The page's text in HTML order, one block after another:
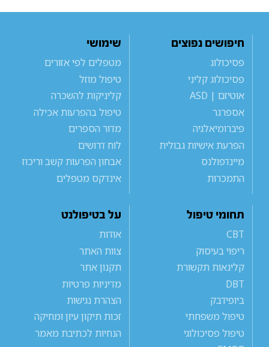
חיפושים נפוצים
פסיכולוג
פסיכולוג קליני
אוטיזם | ASD
אספרגר
פיברומיאלגיה
הפרעת אישיות גבולית
מיינדפולנס
התמכרות
שימושי
מטפלים לפי אזורים
טיפול מוזל
קליניקות להשכרה
טיפול בהפרעות אכילה
מדור הספרים
לוח דרושים
אבחון הפרעות קשב וריכוז
אינדקס מטפלים
תחומי טיפול
CBT
ריפוי בעיסוק
קלינאות תקשורת
DBT
ביופידבק
טיפול משפחתי
טיפול פסיכולוגי
על בטיפולנט
אודות
צוות האתר
תקנון אתר
מדיניות פרטיות
הצהרת נגישות
זכות תיקון עיון ומחיקה
הנחיות לכתיבת מאמר